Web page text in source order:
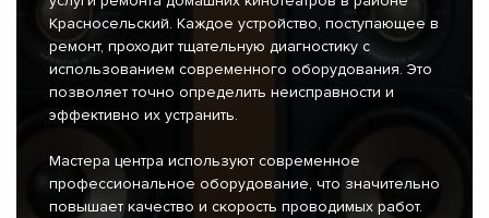
Красносельский. Каждое устройство, поступающее в
ремонт, проходит тщательную диагностику с
использованием современного оборудования. Это
позволяет точно определить неисправности и
эффективно их устранить.
Мастера центра используют современное
профессиональное оборудование, что значительно
повышает качество и скорость проводимых работ.